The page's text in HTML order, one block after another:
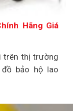
Hãng Giá
trên thị trường
đồ bảo hộ lao